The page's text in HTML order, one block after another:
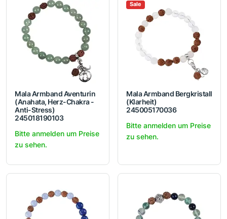
Mala Armband Aventurin
(Anahata, Herz-Chakra -
Anti-Stress)
245018190103
Bitte anmelden um Preise
zu sehen.
Sale
Mala Armband Bergkristall
(Klarheit)
245005170036
Bitte anmelden um Preise
zu sehen.